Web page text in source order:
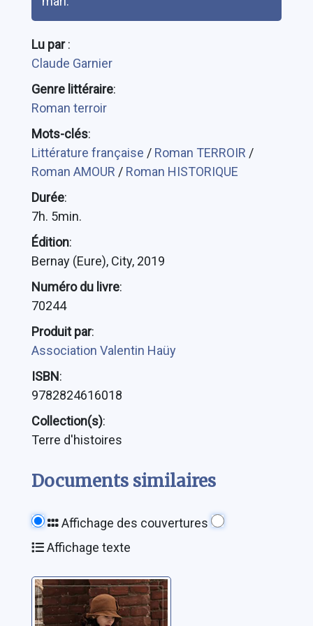
Lu par:
Claude Garnier
Genre littéraire:
Roman terroir
Mots-clés:
Littérature française / Roman TERROIR /
Roman AMOUR / Roman HISTORIQUE
Durée:
7h. 5min.
Édition:
Bernay (Eure), City, 2019
Numéro du livre:
70244
Produit par:
Association Valentin Haüy
ISBN:
9782824616018
Collection(s):
Terre d'histoires
Documents similaires
Affichage des couvertures
Affichage texte
Les
embaumeuses: